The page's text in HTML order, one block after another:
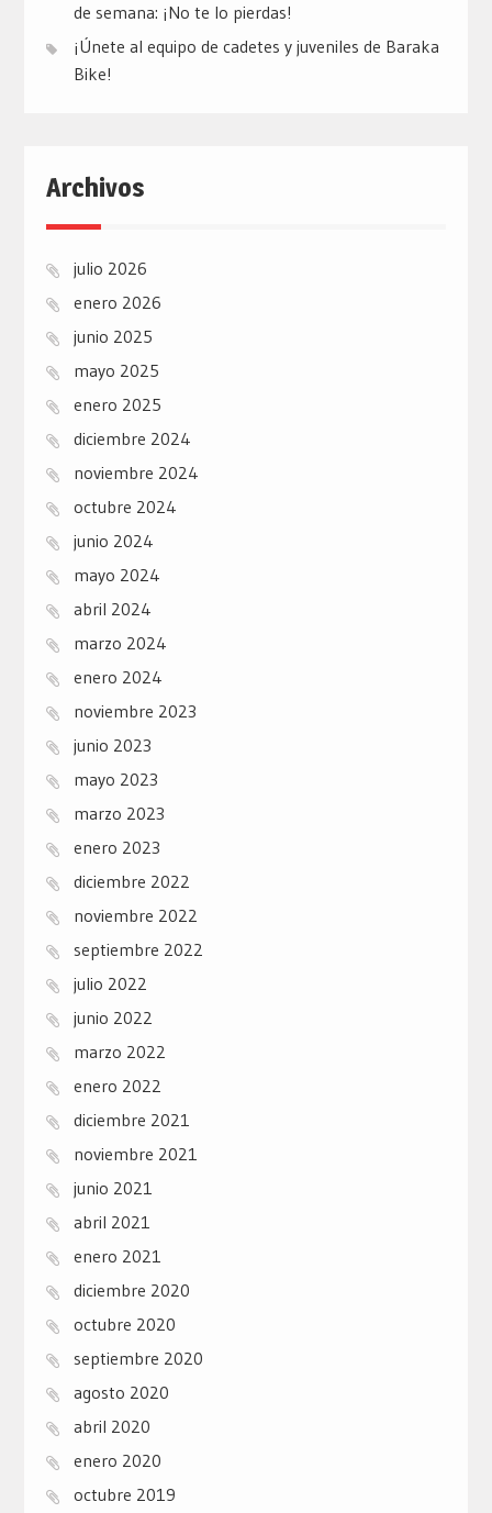
de semana: ¡No te lo pierdas!
¡Únete al equipo de cadetes y juveniles de Baraka
Bike!
Archivos
julio 2026
enero 2026
junio 2025
mayo 2025
enero 2025
diciembre 2024
noviembre 2024
octubre 2024
junio 2024
mayo 2024
abril 2024
marzo 2024
enero 2024
noviembre 2023
junio 2023
mayo 2023
marzo 2023
enero 2023
diciembre 2022
noviembre 2022
septiembre 2022
julio 2022
junio 2022
marzo 2022
enero 2022
diciembre 2021
noviembre 2021
junio 2021
abril 2021
enero 2021
diciembre 2020
octubre 2020
septiembre 2020
agosto 2020
abril 2020
enero 2020
octubre 2019